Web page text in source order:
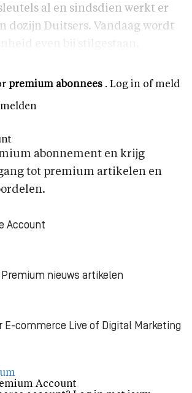
al en sindsdien werkt er
dozijn Duitsers. Vandaag wordt
premium abonnees . Log in of meld
abonnement en krijg
tot premium artikelen en
Account
nieuws artikelen
E-commerce Live of Digital Marketing
Account